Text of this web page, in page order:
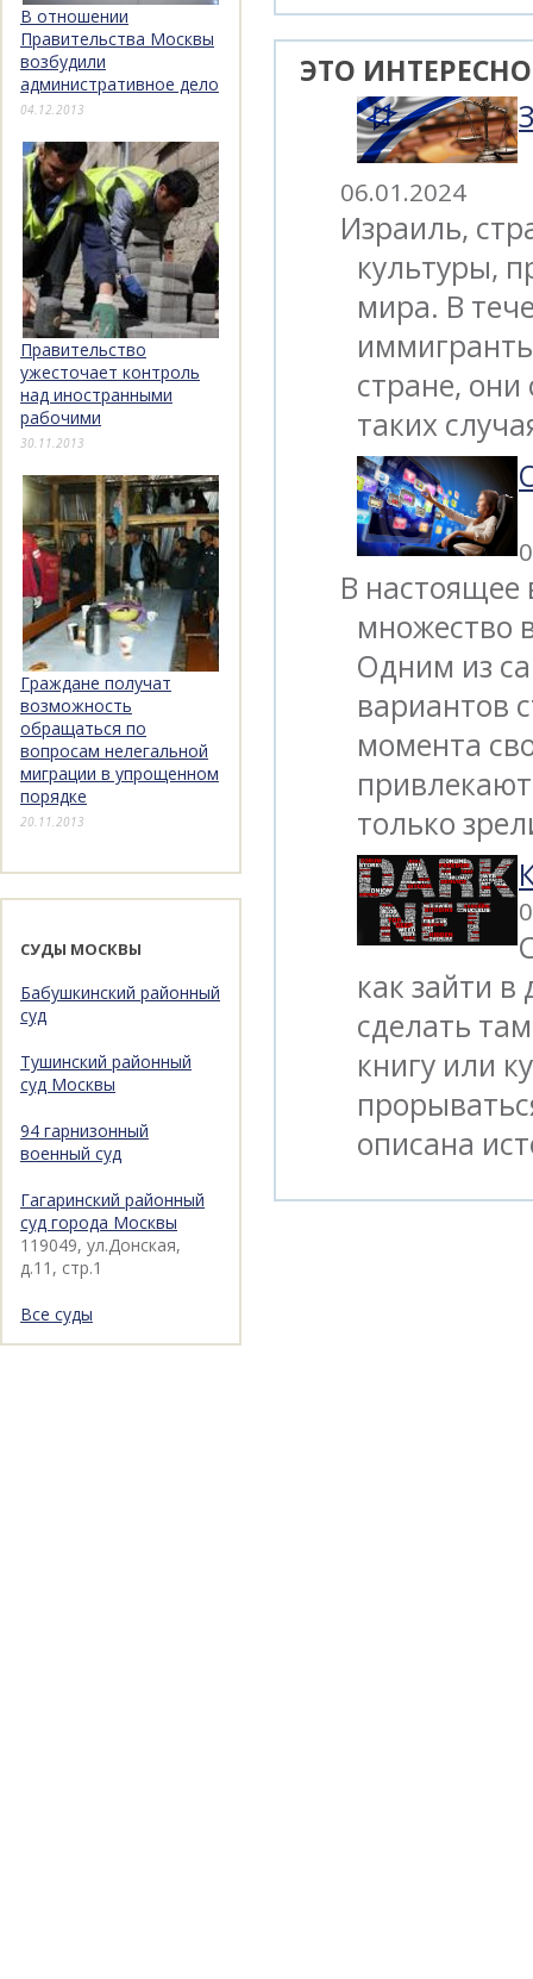
ЭТО ИНТЕРЕСНО
06.01.2024
Израиль,
культуры,
мира. В
стране,
таких
В настоящее
множество
Одним из
вариантов
момента
только
как зайти в
сделать
книгу или
описана
В отношении
Правительства Москвы
возбудили
административное дело
04.12.2013
Правительство
ужесточает контроль
над иностранными
рабочими
30.11.2013
Граждане получат
возможность
обращаться по
вопросам нелегальной
миграции в упрощенном
порядке
20.11.2013
СУДЫ МОСКВЫ
Бабушкинский районный
суд
Тушинский районный
суд Москвы
94 гарнизонный
военный суд
Гагаринский районный
суд города Москвы
119049, ул.Донская,
д.11, стр.1
Все суды